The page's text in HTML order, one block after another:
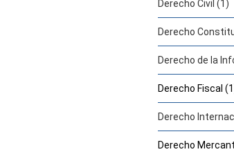
Derecho Civil (1)
Derecho
Derecho de la
Derecho Fiscal
Derecho
Derecho